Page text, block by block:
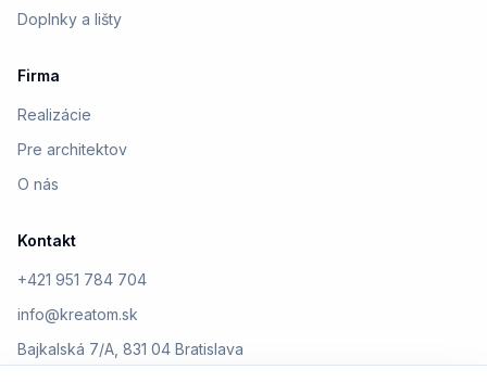
Doplnky a lišty
Firma
Realizácie
Pre architektov
O nás
Kontakt
+421 951 784 704
info@kreatom.sk
Bajkalská 7/A, 831 04 Bratislava